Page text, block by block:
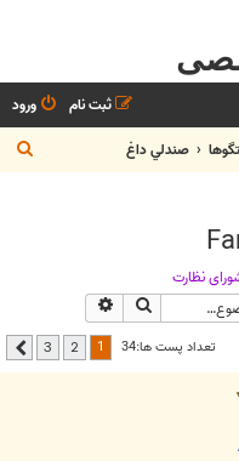
ورود
ثبت نام
صندلي داغ
ج
س
نظارت
جستجو
تعداد پست ها:34 2
3 بعدی